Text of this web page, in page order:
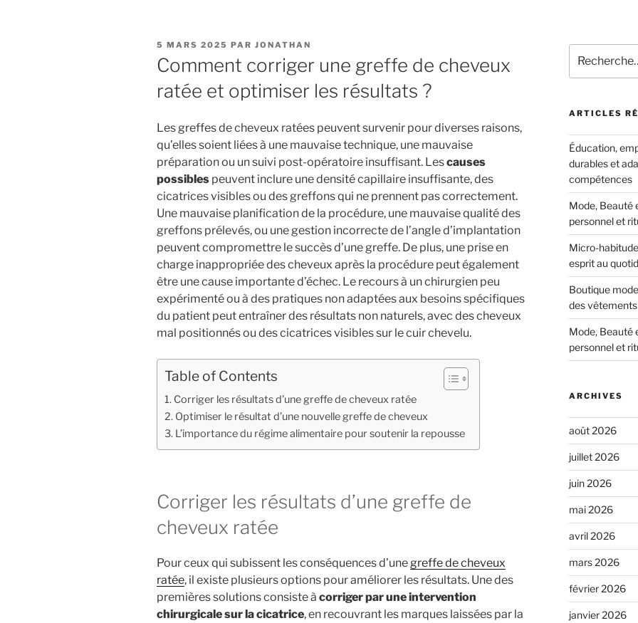
PUBLIÉ
LE
5 MARS 2025 PAR JONATHAN
Comment corriger une greffe de cheveux
ratée et optimiser les résultats ?
Les greffes de cheveux ratées peuvent survenir pour diverses raisons,
qu’elles soient liées à une mauvaise technique, une mauvaise
préparation ou un suivi post-opératoire insuffisant. Lescauses
possibles peuvent inclure une densité capillaire insuffisante, des
cicatrices visibles ou des greffons qui ne prennent pas correctement.
Une mauvaise planification de la procédure, une mauvaise qualité des
greffons prélevés, ou une gestion incorrecte de l’angle d’implantation
peuvent compromettre le succès d’une greffe. De plus, une prise en
charge inappropriée des cheveux après la procédure peut également
être une cause importante d’échec. Le recours à un chirurgien peu
expérimenté ou à des pratiques non adaptées aux besoins spécifiques
du patient peut entraîner des résultats non naturels, avec des cheveux
mal positionnés ou des cicatrices visibles sur le cuir chevelu.
Table of Contents
Corriger les résultats d’une greffe de cheveux ratée
Optimiser le résultat d’une nouvelle greffe de cheveux
L’importance du régime alimentaire pour soutenir la repousse
Corriger les résultats d’une greffe de
cheveux ratée
Pour ceux qui subissent les conséquences d’une greffe de cheveux
ratée, il existe plusieurs options pour améliorer les résultats. Une des
premières solutions consiste à corriger par une intervention
chirurgicale sur la cicatrice, en recouvrant les marques laissées par la
pour
:
ARTICLES
Éducation,
durables et
compétences
Mode, Beauté
personnel et
Micro-
esprit au
Boutique
des
Mode, Beauté
personnel et
ARCHIVES
août 2026
juillet 2026
juin 2026
mai 2026
avril 2026
mars 2026
février 2026
janvier 2026